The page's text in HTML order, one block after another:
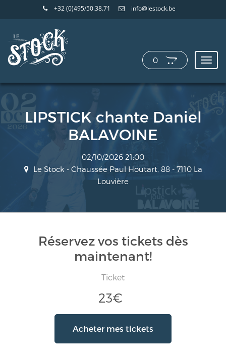
+32 (0)495/50.38.71 info@lestock.be
0
LIPSTICK chante Daniel
BALAVOINE
02/10/2026 21:00
Le Stock - Chaussée Paul Houtart, 88 - 7110 La
Louvière
Réservez vos tickets dès
maintenant!
Ticket
23€
Acheter mes tickets